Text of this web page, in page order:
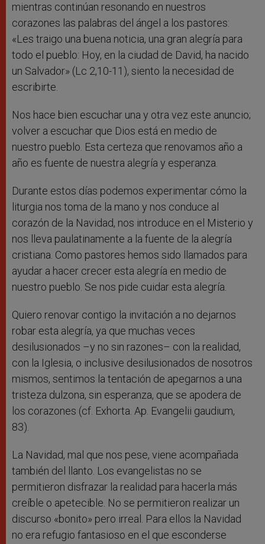
mientras continúan resonando en nuestros
corazones las palabras del ángel a los pastores:
«Les traigo una buena noticia, una gran alegría para
todo el pueblo: Hoy, en la ciudad de David, ha nacido
un Salvador» (Lc 2,10-11), siento la necesidad de
escribirte.
Nos hace bien escuchar una y otra vez este anuncio;
volver a escuchar que Dios está en medio de
nuestro pueblo. Esta certeza que renovamos año a
año es fuente de nuestra alegría y esperanza.
Durante estos días podemos experimentar cómo la
liturgia nos toma de la mano y nos conduce al
corazón de la Navidad, nos introduce en el Misterio y
nos lleva paulatinamente a la fuente de la alegría
cristiana. Como pastores hemos sido llamados para
ayudar a hacer crecer esta alegría en medio de
nuestro pueblo. Se nos pide cuidar esta alegría.
Quiero renovar contigo la invitación a no dejarnos
robar esta alegría, ya que muchas veces
desilusionados –y no sin razones– con la realidad,
con la Iglesia, o inclusive desilusionados de nosotros
mismos, sentimos la tentación de apegarnos a una
tristeza dulzona, sin esperanza, que se apodera de
los corazones (cf. Exhorta. Ap. Evangelii gaudium,
83).
La Navidad, mal que nos pese, viene acompañada
también del llanto. Los evangelistas no se
permitieron disfrazar la realidad para hacerla más
creíble o apetecible. No se permitieron realizar un
discurso «bonito» pero irreal. Para ellos la Navidad
no era refugio fantasioso en el que esconderse